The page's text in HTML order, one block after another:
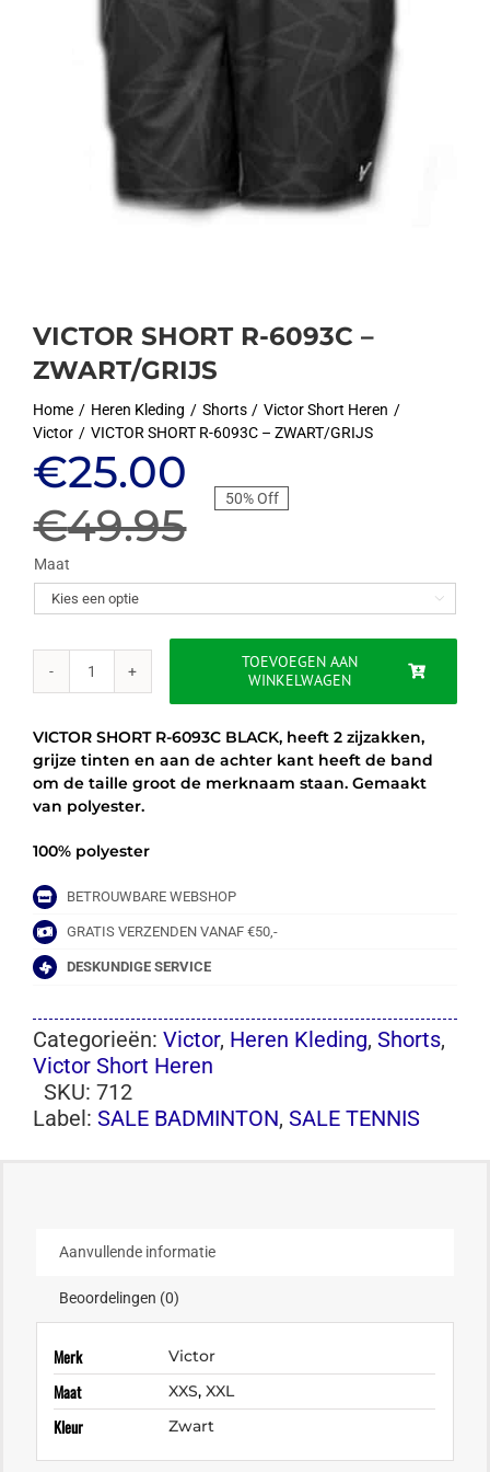
VICTOR SHORT R-6093C –
ZWART/GRIJS
Home Heren Kleding Shorts
Victor Short Heren
Victor
VICTOR SHORT R-6093C – ZWART/GRIJS
€49.95
Oorspronkelijke
prijs
was:
€49.95.
€25.00
Huidige
prijs
is:
€25.00.
50% Off
Maat

VICTOR
6093C
ZWART/GRIJS
aantal
TOEVOEGEN AAN
WINKELWAGEN
VICTOR SHORT R-6093C BLACK, heeft 2 zijzakken,
grijze tinten en aan de achter kant heeft de band
om de taille groot de merknaam staan. Gemaakt
van polyester.
100% polyester
BETROUWBARE WEBSHOP
GRATIS VERZENDEN VANAF €50,-
DESKUNDIGE SERVICE
Categorieën: Victor, Heren Kleding, Shorts,
Victor Short Heren
SKU: 712
Label: SALE BADMINTON, SALE TENNIS
Aanvullende informatie
Beoordelingen (0)
Merk Victor
Maat XXS,XXL
Kleur Zwart